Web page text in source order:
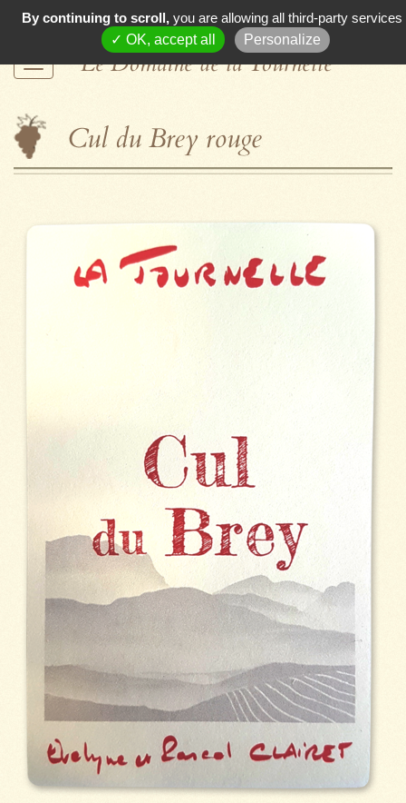
Le Domaine de la Tournelle
Cul du Brey rouge
By continuing to scroll, you are allowing all third-party services
✓ OK, accept all
Personalize